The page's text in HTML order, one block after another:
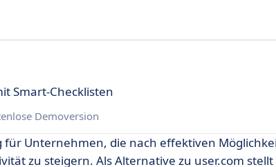
Smart-Checklisten
Demoversion
Unternehmen, die nach effektiven
zu steigern. Als Alternative zu user.com stellt